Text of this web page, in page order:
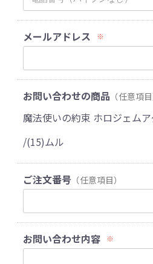
メールアドレス ※
お問い合わせの商品 （任意項目
魔法使いの約束 ホロジェム
/(15)ムル
ご注文番号 （任意項目）
お問い合わせ内容 ※